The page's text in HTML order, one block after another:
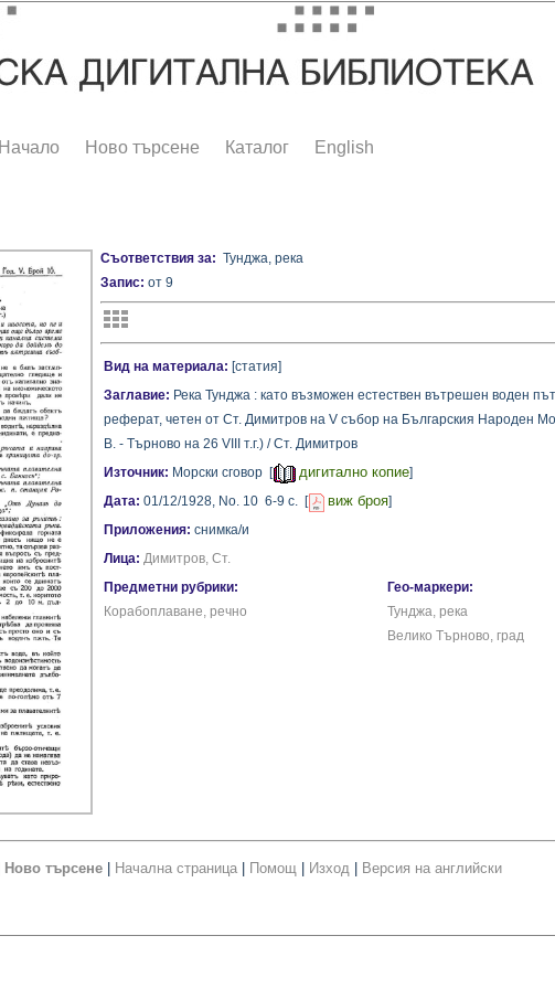
Начало Ново търсене Каталог English
Съответствия за: Тунджа, река
Запис: от 9
Вид на материала: [статия]
Заглавие: Река Тунджа : като възможен естествен вътрешен воден
реферат, четен от Ст. Димитров на V събор на Българския Народен
В. - Търново на 26 VIII т.г.) / Ст. Димитров
Източник: Морски сговор [ дигитално копие]
Дата: 01/12/1928, No. 10 6-9 с. [ виж броя]
Приложения: снимка/и
Лица: Димитров, Ст.
Предметни рубрики:
Корабоплаване, речно
Гео-маркери:
Тунджа, река
Велико Търново, град
Ново търсене Начална страница Помощ Изход Версия на английски